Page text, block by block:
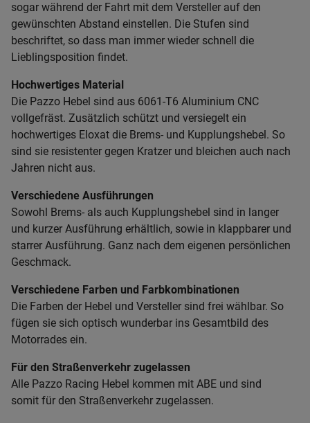
sogar während der Fahrt mit dem Versteller auf den
gewünschten Abstand einstellen. Die Stufen sind
beschriftet, so dass man immer wieder schnell die
Lieblingsposition findet.
Hochwertiges Material
Die Pazzo Hebel sind aus 6061-T6 Aluminium CNC
vollgefräst. Zusätzlich schützt und versiegelt ein
hochwertiges Eloxat die Brems- und Kupplungshebel. So
sind sie resistenter gegen Kratzer und bleichen auch nach
Jahren nicht aus.
Verschiedene Ausführungen
Sowohl Brems- als auch Kupplungshebel sind in langer
und kurzer Ausführung erhältlich, sowie in klappbarer und
starrer Ausführung. Ganz nach dem eigenen persönlichen
Geschmack.
Verschiedene Farben und Farbkombinationen
Die Farben der Hebel und Versteller sind frei wählbar. So
fügen sie sich optisch wunderbar ins Gesamtbild des
Motorrades ein.
Für den Straßenverkehr zugelassen
Alle Pazzo Racing Hebel kommen mit ABE und sind
somit für den Straßenverkehr zugelassen.